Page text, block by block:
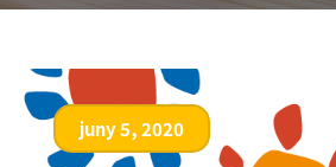
juny 5, 2020